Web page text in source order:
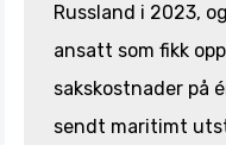
Russland i 2023,
ansatt som fikk
sakskostnader på
sendt maritimt